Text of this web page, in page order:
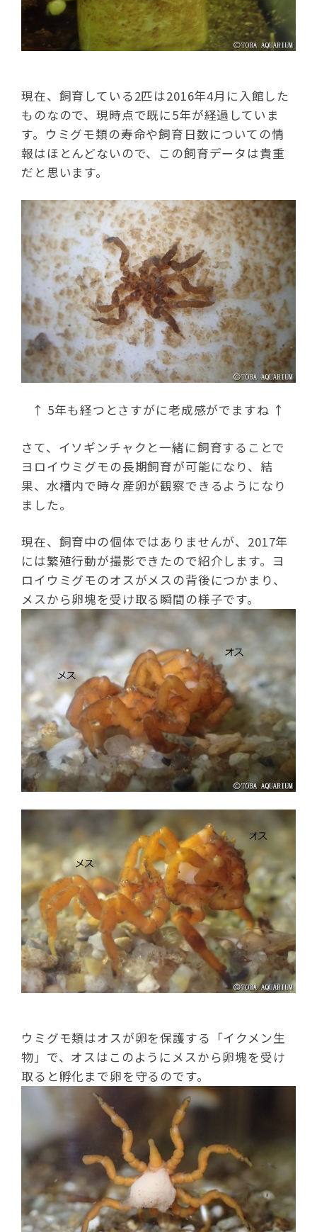
現在、飼育している2匹は2016年4月に入館した
ものなので、現時点で既に5年が経過していま
す。ウミグモ類の寿命や飼育日数についての情
報はほとんどないので、この飼育データは貴重
だと思います。
↑ 5年も経つとさすがに老成感がでますね ↑
さて、イソギンチャクと一緒に飼育することで
ヨロイウミグモの長期飼育が可能になり、結
果、水槽内で時々産卵が観察できるようになり
ました。
現在、飼育中の個体ではありませんが、2017年
には繁殖行動が撮影できたので紹介します。ヨ
ロイウミグモのオスがメスの背後につかまり、
メスから卵塊を受け取る瞬間の様子です。
ウミグモ類はオスが卵を保護する「イクメン生
物」で、オスはこのようにメスから卵塊を受け
取ると孵化まで卵を守るのです。